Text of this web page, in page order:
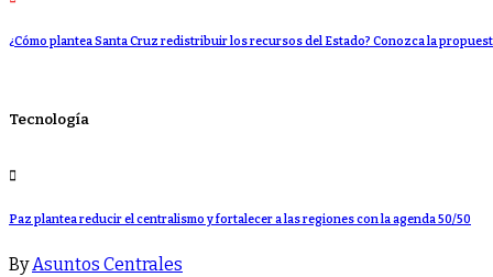
¿Cómo plantea Santa Cruz redistribuir los recursos del Estado? Conozca la
Tecnología
Paz plantea reducir el centralismo y fortalecer a las regiones con la agenda 50/50
ByAsuntos Centrales